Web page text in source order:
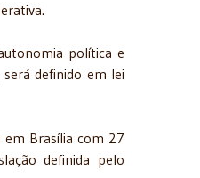
política e
definido em lei
em Brasília com 27
definida pelo